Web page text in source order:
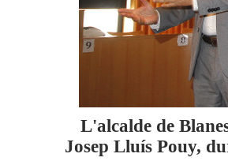
L'alcalde de
Josep Lluís Pouy,